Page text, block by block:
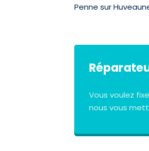
Penne sur
Vous voulez
nous vous